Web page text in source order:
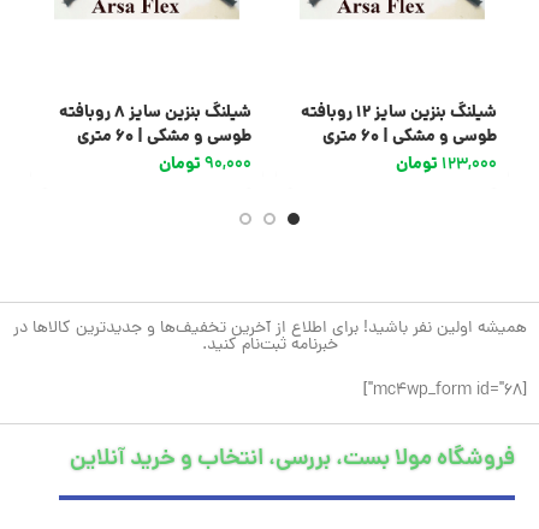
شیلنگ بنزین سایز 12 روبافته
طوسی و مشکی | 60 متری
123,000تومان
شیلنگ بنزین سایز 8 روبافته
طوسی و مشکی | 60 متری
90,000تومان
همیشه اولین نفر باشید! برای اطلاع از آخرین تخفیف‌ها و جدیدترین کالاها در
خبرنامه ثبت‌نام کنید.
[mc4wp_form id="68"]
فروشگاه مولا بست، بررسی، انتخاب و خرید آنلاین